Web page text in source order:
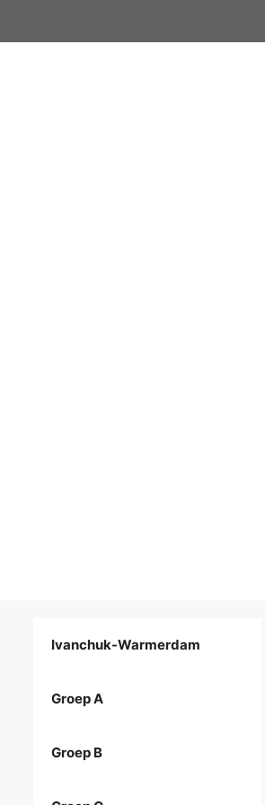
Ivanchuk-Warmerdam
Groep A
Groep B